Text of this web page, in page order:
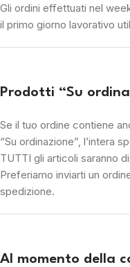
Gli ordini effettuati nel
il primo giorno lavorativo
Prodotti “Su
Se il tuo ordine contiene
“Su ordinazione”, l’intera
TUTTI gli articoli saranno
Preferiamo inviarti un
spedizione.
Al momento della